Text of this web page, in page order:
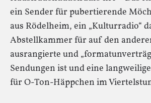
ein Sender für pubertierende
aus Rödelheim, ein „Kulturradio“
Abstellkammer für auf den
ausrangierte und
Sendungen ist und eine
für O-Ton-Häppchen im